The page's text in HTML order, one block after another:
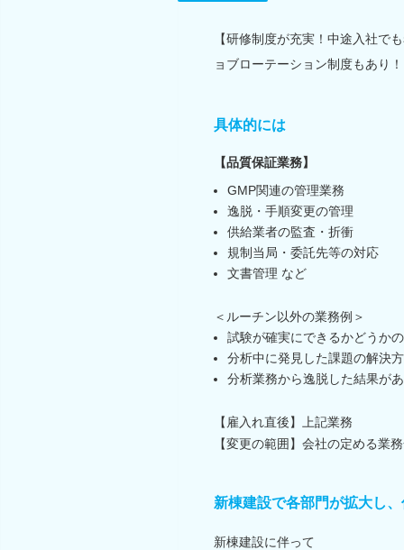
【研修制度が充実！中途入社
ョブローテーション制度もあり！
具体的には
【品質保証業務】
GMP関連の管理業務
逸脱・手順変更の管理
供給業者の監査・折衝
規制当局・委託先等の対応
文書管理 など
＜ルーチン以外の業務例＞
試験が確実にできるかどうか
分析中に発見した課題の解決
分析業務から逸脱した結果が
【雇入れ直後】上記業務
【変更の範囲】会社の定める業
新棟建設で各部門が拡大し
新棟建設に伴って